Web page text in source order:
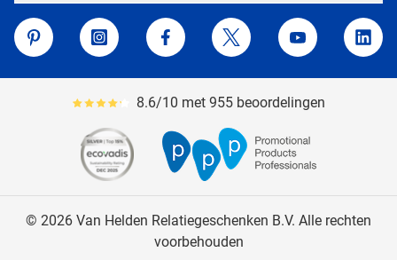
Van Helden Relatiegeschenken
Pinterest
Instagram Facebook Twitter YouTube
Gemiddeld reviewpercentage is 86
8.6/10 met 955 beoordelingen
© 2026 Van Helden Relatiegeschenken B.V. Alle rechten
voorbehouden